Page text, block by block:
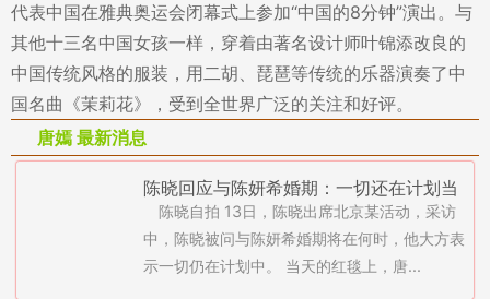
代表中国在雅典奥运会闭幕式上参加“中国的8分钟”演出。与
其他十三名中国女孩一样，穿着由著名设计师叶锦添改良的
中国传统风格的服装，用二胡、琵琶等传统的乐器演奏了中
国名曲《茉莉花》，受到全世界广泛的关注和好评。
唐嫣 最新消息
陈晓回应与陈妍希婚期：一切还在计划当
中
陈晓自拍 13日，陈晓出席北京某活动，采访
中，陈晓被问与陈妍希婚期将在何时，他大方表
示一切仍在计划中。 当天的红毯上，唐...